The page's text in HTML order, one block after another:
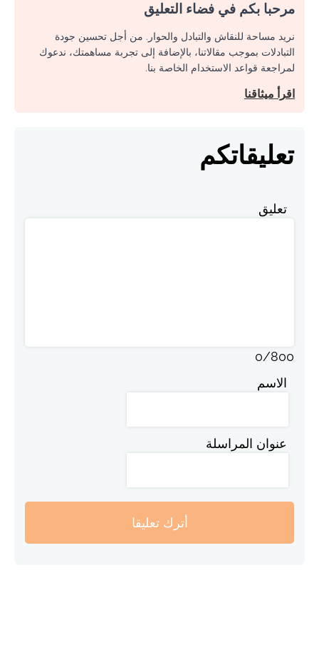
مرحبا بكم في فضاء التعليق
نريد مساحة للنقاش والتبادل والحوار. من أجل تحسين جودة
التبادلات بموجب مقالاتنا، بالإضافة إلى تجربة مساهمتك، ندعوك
لمراجعة قواعد الاستخدام الخاصة بنا.
اقرأ ميثاقنا
تعليقاتكم
تعليق
0/800
الاسم
عنوان المراسلة
أترك تعليقا